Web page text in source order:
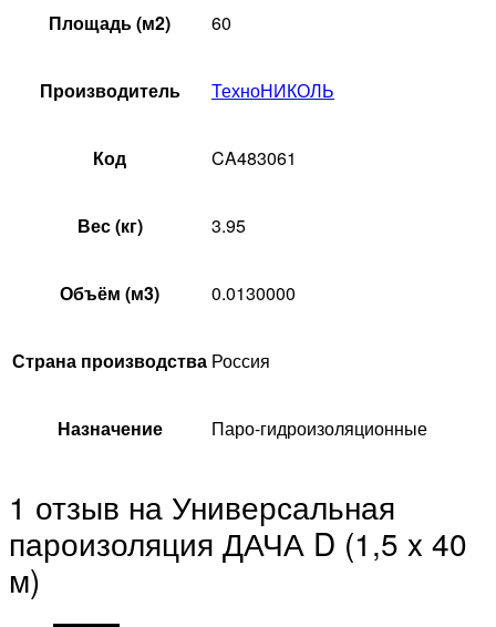
Площадь (м2) 60
Производитель ТехноНИКОЛЬ
Код CA483061
Вес (кг) 3.95
Объём (м3) 0.0130000
Страна производства Россия
Назначение Паро-гидроизоляционные
1 отзыв на Универсальная
пароизоляция ДАЧА D (1,5 x 40
м)